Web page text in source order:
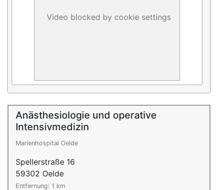
Video blocked by cookie settings
Anästhesiologie und operative
Intensivmedizin
Marienhospital Oelde
Spellerstraße 16
59302 Oelde
Entfernung: 1 km